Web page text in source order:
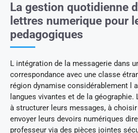
La gestion quotidienne
lettres numerique pour
pedagogiques
L intégration de la messagerie dans
correspondance avec une classe
région dynamise considérablement l
langues vivantes et de la géographie.
à structurer leurs messages, à
envoyer leurs devoirs numériques
professeur via des pièces jointes